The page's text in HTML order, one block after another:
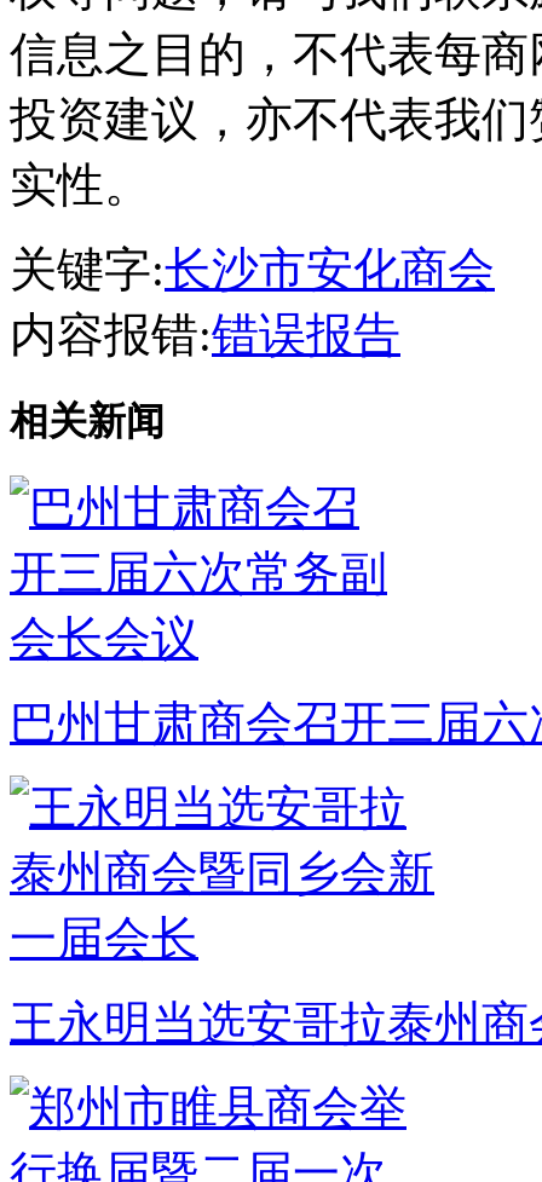
信息之目的，不代表每
投资建议，亦不代表我
实性。
关键字:长沙市安化商会
内容报错:错误报告
相关新闻
巴州甘肃商会召开三届
王永明当选安哥拉泰州